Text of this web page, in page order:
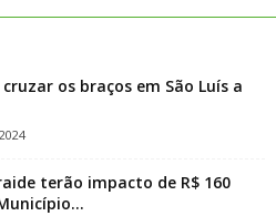
os braços em São Luís a
terão impacto de R$ 160